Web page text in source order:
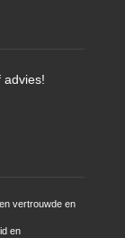
advies!
vertrouwde en
en